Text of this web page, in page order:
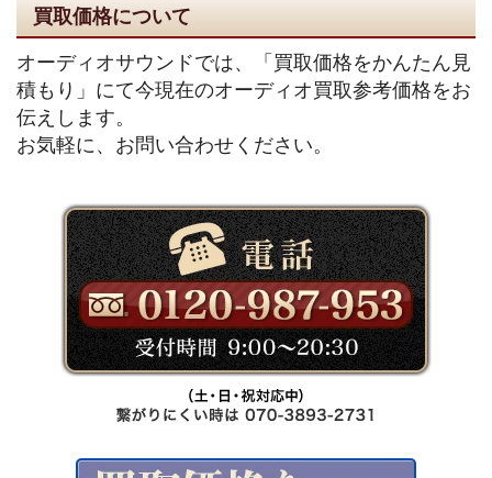
買取価格について
オーディオサウンドでは、「買取価格をかんたん見
積もり」にて今現在のオーディオ買取参考価格をお
伝えします。
お気軽に、お問い合わせください。